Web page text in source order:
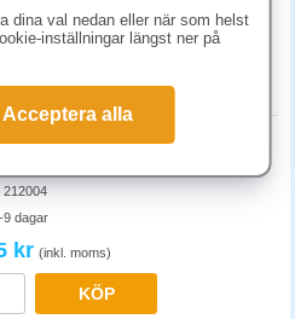
(speakerphone) är
eko och förstärker rösten. Vanliga
men inte optimalt för rum med
ingen parkoppling, bra för
mer flexibilitet och passar i rum där
olika enheter. Kontrollera räckvidden i
kr (inkl. moms)
Altec Lansing IMT7100
212004
9 dagar
kr (inkl. moms)
KÖP
dina val nedan eller när som helst
inställningar längst ner på
Acceptera alla